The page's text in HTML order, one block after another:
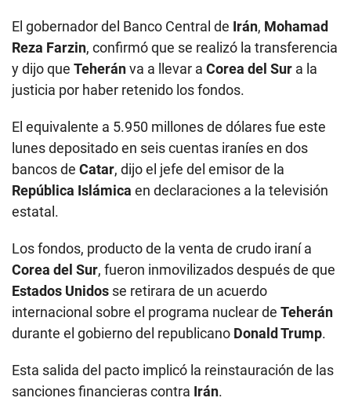
El gobernador del Banco Central de Irán, Mohamad
Reza Farzin, confirmó que se realizó la transferencia
y dijo que Teheránva a llevar a Corea del Sur a la
justicia por haber retenido los fondos.
El equivalente a 5.950 millones de dólares fue este
lunes depositado en seis cuentas iraníes en dos
bancos de Catar, dijo el jefe del emisor de la
República Islámica en declaraciones a la televisión
estatal.
Los fondos, producto de la venta de crudo iraní a
Corea del Sur, fueron inmovilizados después de que
Estados Unidos se retirara de un acuerdo
internacional sobre el programa nuclear de Teherán
durante el gobierno del republicano Donald Trump.
Esta salida del pacto implicó la reinstauración de las
sanciones financieras contra Irán.